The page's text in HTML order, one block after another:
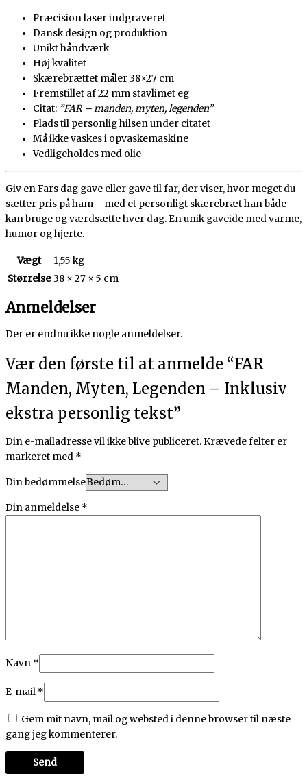
Præcision laser indgraveret
Dansk design og produktion
Unikt håndværk
Høj kvalitet
Skærebrættet måler 38×27 cm
Fremstillet af 22 mm stavlimet eg
Citat: ”FAR – manden, myten, legenden”
Plads til personlig hilsen under citatet
Må ikke vaskes i opvaskemaskine
Vedligeholdes med olie
Giv en Fars dag gave eller gave til far, der viser, hvor meget du
sætter pris på ham – med et personligt skærebræt han både
kan bruge og værdsætte hver dag. En unik gaveide med varme,
humor og hjerte.
Vægt
1,55 kg
Størrelse 38 × 27 × 5 cm
Anmeldelser
Der er endnu ikke nogle anmeldelser.
Vær den første til at anmelde “FAR
Manden, Myten, Legenden – Inklusiv
ekstra personlig tekst”
Din e-mailadresse vil ikke blive publiceret.Krævede felter er
markeret med *
Din bedømmelse
Din anmeldelse *
Navn *
E-mail *
Gem mit navn, mail og websted i denne browser til næste
gang jeg kommenterer.